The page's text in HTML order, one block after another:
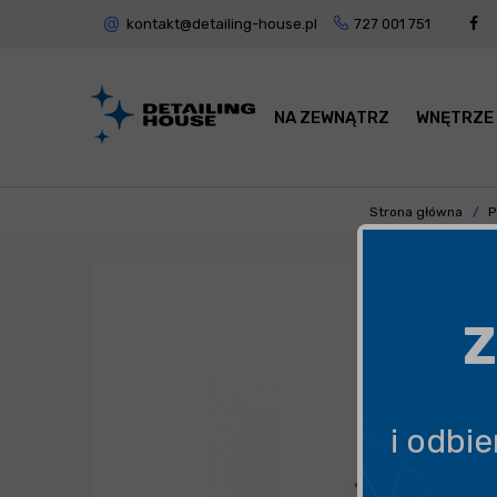
kontakt@detailing-house.pl 727 001 751
NA ZEWNĄTRZ WNĘTRZE
Strona główna
i